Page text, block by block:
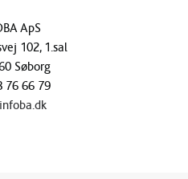
ApS
102, 1.sal
Søborg
76 66 79